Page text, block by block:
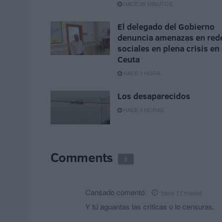
HACE 39 MINUTOS
El delegado del Gobierno
denuncia amenazas en
sociales en plena crisis en
Ceuta
HACE 1 HORA
Los desaparecidos
HACE 4 HORAS
Comments 1
Cansado comentó: hace 11 meses
Y tú aguantas las críticas o lo censuras.